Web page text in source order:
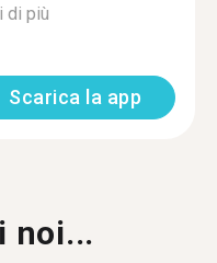
di più
Scarica la app
noi...